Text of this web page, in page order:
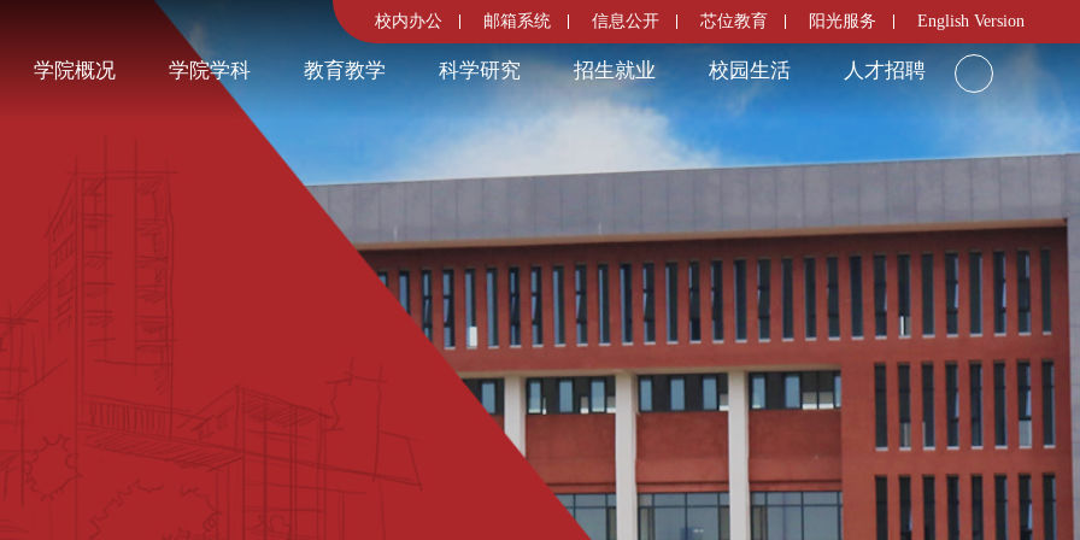
学院概况 学院学科 教育教学 科学研究 招生就业 校园生活 人才招聘
校内办公 邮箱系统 信息公开 芯位教育 阳光服务 English Version